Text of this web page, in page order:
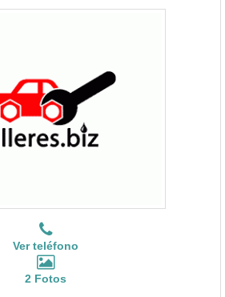
Ver teléfono
2 Fotos